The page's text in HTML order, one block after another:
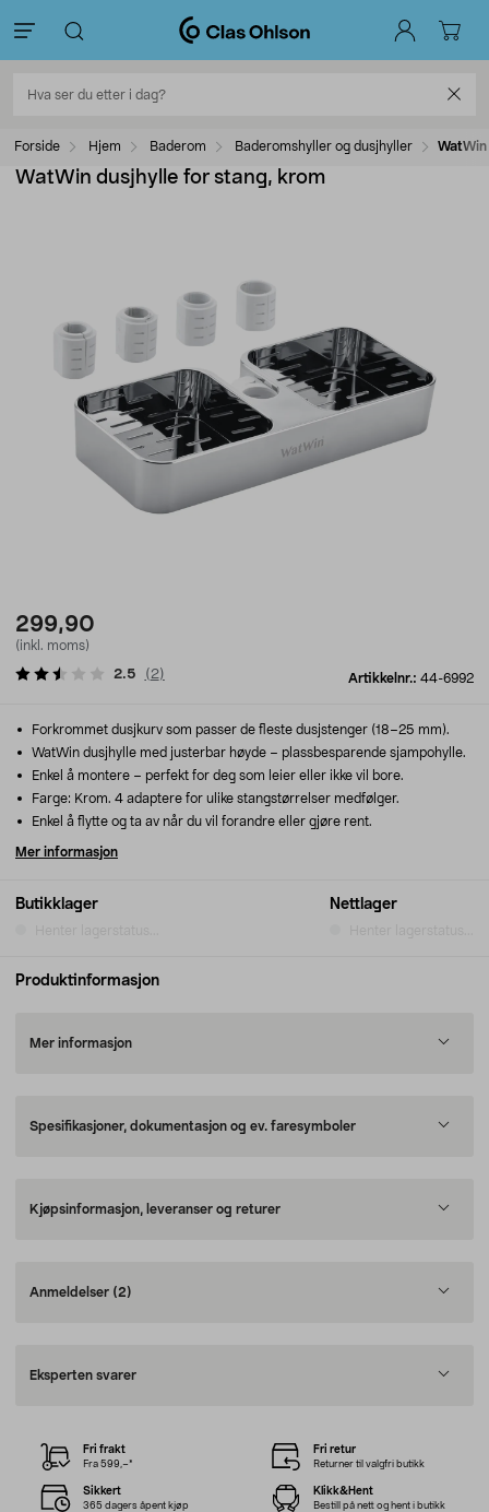
Forside Hjem Baderom Baderomshyller og dusjhyller
WatWin dusjhylle for stang, krom
299,90
(inkl. moms)
Artikkelnr.: 44-6992
2.5 ( 2)
Butikklager Nettlager
Forkrommet dusjkurv som passer de fleste dusjstenger (18–25 mm).
WatWin dusjhylle med justerbar høyde – plassbesparende sjampohylle.
Enkel å montere – perfekt for deg som leier eller ikke vil bore.
Farge: Krom. 4 adaptere for ulike stangstørrelser medfølger.
Enkel å flytte og ta av når du vil forandre eller gjøre rent.
Mer informasjon
Produktinformasjon
Mer informasjon
Spesifikasjoner, dokumentasjon og ev. faresymboler
Kjøpsinformasjon, leveranser og returer
Anmeldelser (2)
Eksperten svarer
Fri frakt
Fra 599,–*
Fri retur
Returner til valgfri butikk
Sikkert
365 dagers åpent kjøp
Klikk&Hent
Bestill på nett og hent i butikk